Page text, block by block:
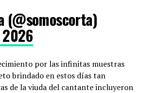
2026
por las infinitas muestras
brindado en estos días tan
de la viuda del cantante incluyeron